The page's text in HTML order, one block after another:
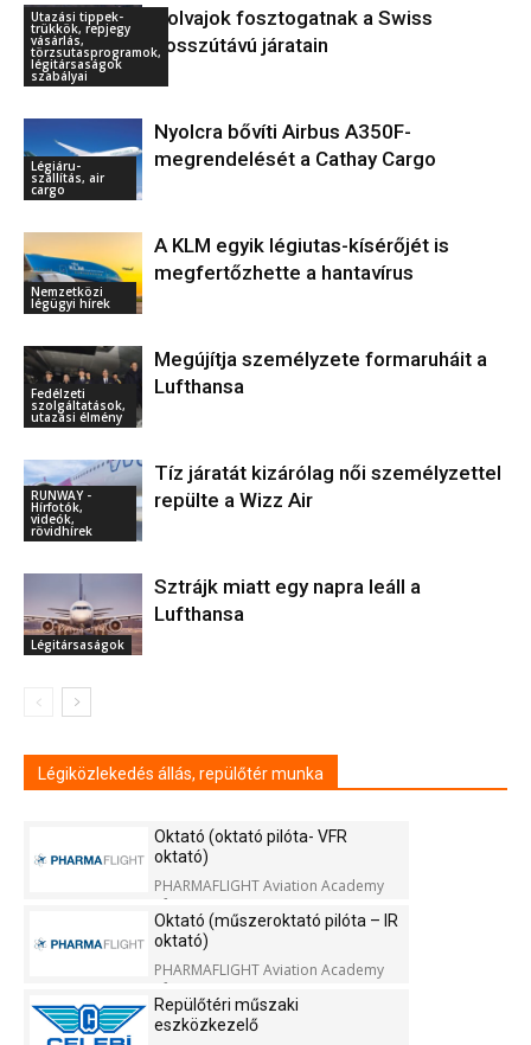
Utazási tippek-
trükkök, repjegy
vásárlás,
törzsutasprogramok,
légitársaságok
szabályai
Tolvajok fosztogatnak a Swiss
hosszútávú járatain
Légiáru-
szállítás, air
cargo
Nyolcra bővíti Airbus A350F-
megrendelését a Cathay Cargo
Nemzetközi
légügyi hírek
A KLM egyik légiutas-kísérőjét is
megfertőzhette a hantavírus
Fedélzeti
szolgáltatások,
utazási élmény
Megújítja személyzete formaruháit a
Lufthansa
RUNWAY -
Hírfotók,
videók,
rövidhírek
Tíz járatát kizárólag női személyzettel
repülte a Wizz Air
Légitársaságok
Sztrájk miatt egy napra leáll a
Lufthansa
Légiközlekedés állás, repülőtér munka
Oktató (oktató pilóta- VFR
oktató)
PHARMAFLIGHT Aviation Academy
Kft.
Oktató (műszeroktató pilóta – IR
oktató)
PHARMAFLIGHT Aviation Academy
Kft.
Repülőtéri műszaki
eszközkezelő